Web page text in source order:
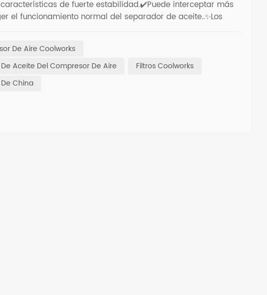
de fuerte estabilidad.✔️Puede interceptar más
el funcionamiento normal del separador de aceite..✨Los
De Aire Coolworks
De Aceite Del Compresor De Aire
Filtros Coolworks
China